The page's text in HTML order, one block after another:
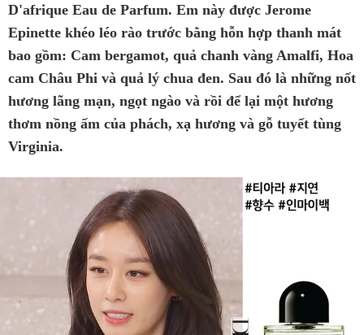
D'afrique Eau de Parfum. Em này được Jerome
Epinette khéo léo rào trước bằng hỗn hợp thanh mát
bao gồm: Cam bergamot, quả chanh vàng Amalfi, Hoa
cam Châu Phi và quả lý chua đen. Sau đó là những nốt
hương lãng mạn, ngọt ngào và rồi để lại một hương
thơm nồng ấm của phách, xạ hương và gỗ tuyết tùng
Virginia.